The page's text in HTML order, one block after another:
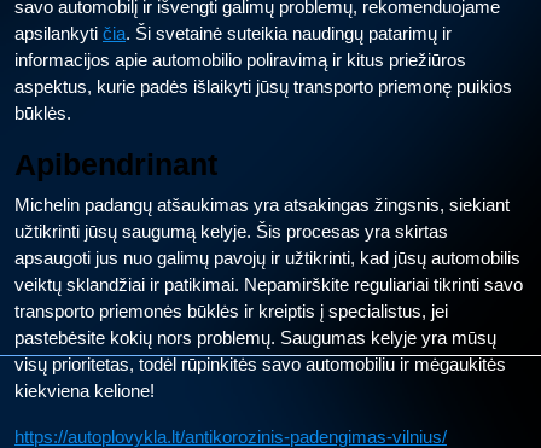
savo automobilį ir išvengti galimų problemų, rekomenduojame
apsilankyti čia. Ši svetainė suteikia naudingų patarimų ir
informacijos apie automobilio poliravimą ir kitus priežiūros
aspektus, kurie padės išlaikyti jūsų transporto priemonę puikios
būklės.
Apibendrinant
Michelin padangų atšaukimas yra atsakingas žingsnis, siekiant
užtikrinti jūsų saugumą kelyje. Šis procesas yra skirtas
apsaugoti jus nuo galimų pavojų ir užtikrinti, kad jūsų automobilis
veiktų sklandžiai ir patikimai. Nepamirškite reguliariai tikrinti savo
transporto priemonės būklės ir kreiptis į specialistus, jei
pastebėsite kokių nors problemų. Saugumas kelyje yra mūsų
visų prioritetas, todėl rūpinkitės savo automobiliu ir mėgaukitės
kiekviena kelione!
https://autoplovykla.lt/antikorozinis-padengimas-vilnius/